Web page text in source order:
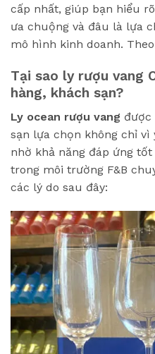
cấp nhất, giúp bạn hiểu
ưa chuộng và đâu là lựa
mô hình kinh doanh.
Tại sao ly rượu vang
hàng, khách sạn?
Ly ocean rượu vang được
sạn lựa chọn không chỉ
nhờ khả năng đáp ứng
trong môi trường F&B
các lý do sau đây: